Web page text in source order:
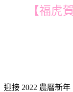
【福虎
迎接 2022 農曆新